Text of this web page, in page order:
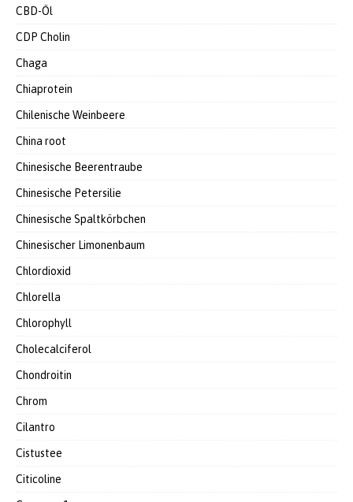
CBD-Öl
CDP Cholin
Chaga
Chiaprotein
Chilenische Weinbeere
China root
Chinesische Beerentraube
Chinesische Petersilie
Chinesische Spaltkörbchen
Chinesischer Limonenbaum
Chlordioxid
Chlorella
Chlorophyll
Cholecalciferol
Chondroitin
Chrom
Cilantro
Cistustee
Citicoline